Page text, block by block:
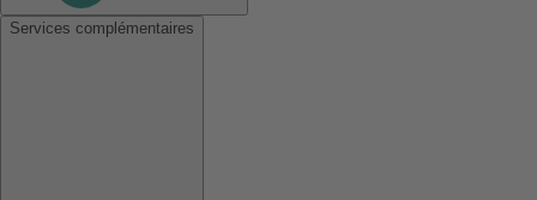
Services complémentaires